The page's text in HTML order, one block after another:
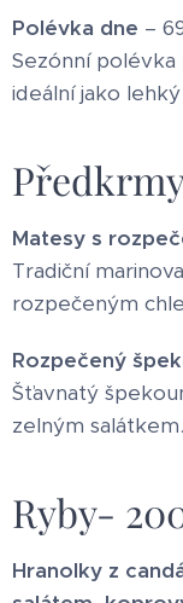
Polévka dne –
Sezónní
ideální jako
Matesy s
Tradiční
rozpečeným
Rozpečený
Šťavnatý
zelným salátkem.
Ryby-
Hranolky z